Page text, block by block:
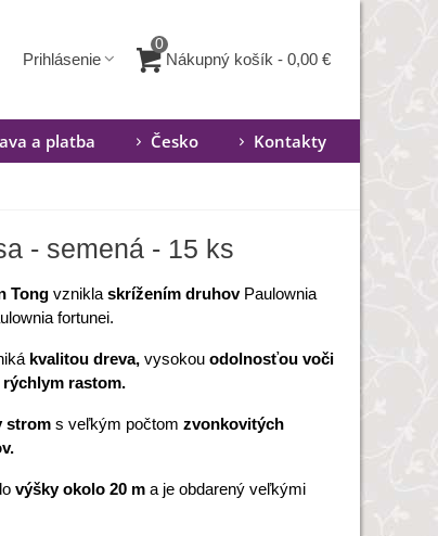
Prihlásenie
0
Nákupný košík - 0,00 €
a platba Česko Kontakty
- semená - 15 ks
Tong vznikla skrížením druhov Paulownia
fortunei.
kvalitou dreva, vysokou odolnosťou voči
rastom.
strom s veľkým počtom zvonkovitých
výšky okolo 20 m a je obdarený veľkými